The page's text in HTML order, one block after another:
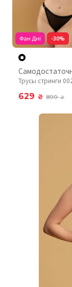
Фан Дні -30%
Трусы стринги
629 ₴ 899₴